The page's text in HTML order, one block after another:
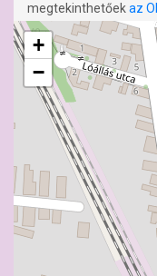
megtekinthetőekaz
+
−